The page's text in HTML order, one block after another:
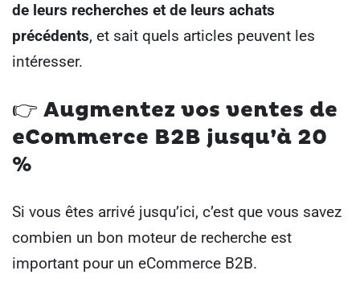
de leurs recherches et de leurs achats
précédents, et sait quels articles peuvent les
intéresser.
👉 Augmentez vos ventes de
eCommerce B2B jusqu’à 20
%
Si vous êtes arrivé jusqu’ici, c’est que vous savez
combien un bon moteur de recherche est
important pour un eCommerce B2B.